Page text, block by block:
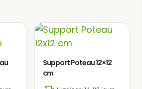
alliant style et
dans votre espace
un design soigné et des
première qualité, ce
résistant et
Support Poteau 12×12
cm